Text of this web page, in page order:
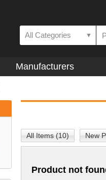
All Categories ▼
Manufacturers
All Items (10) New
Product not